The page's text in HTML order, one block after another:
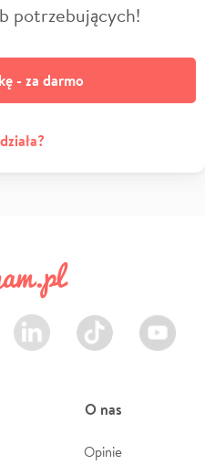
potrzebujących!
- za darmo
LinkedIn TikTok Youtube
O nas
Opinie